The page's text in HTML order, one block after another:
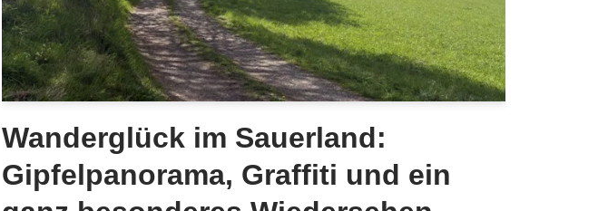
Wanderglück im Sauerland:
Gipfelpanorama, Graffiti und ein